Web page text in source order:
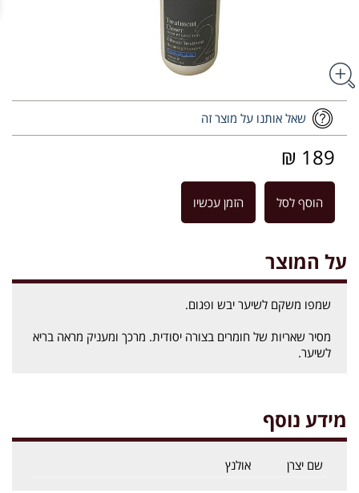
שאל אותנו על מוצר זה
189 ₪
הוסף לסל הזמן עכשיו
על המוצר
שמפו משקם לשיער יבש ופגום.
מסיר שאריות של חומרים בצורה יסודית. מרכך ומעניק מראה בריא
לשיער.
מידע נוסף
שם יצרן אולנץ